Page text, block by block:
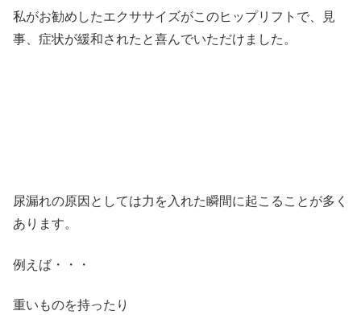
私がお勧めしたエクササイズがこのヒップリフトで、見
事、症状が緩和されたと喜んでいただけました。
尿漏れの原因としては力を入れた瞬間に起こることが多く
あります。
例えば・・・
重いものを持ったり